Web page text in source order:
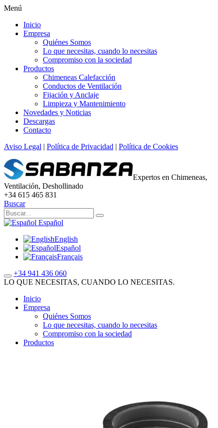
Menú
Inicio
Empresa
Quiénes Somos
Lo que necesitas, cuando lo necesitas
Compromiso con la sociedad
Productos
Chimeneas Calefacción
Conductos de Ventilación
Fijación y Anclaje
Limpieza y Mantenimiento
Novedades y Noticias
Descargas
Contacto
Aviso Legal | Política de Privacidad | Política de Cookies
Expertos en Chimeneas,
Ventilación, Deshollinado
+34 615 465 831
Buscar
Español
English
Español
Français
+34 941 436 060
LO QUE NECESITAS, CUANDO LO NECESITAS.
Inicio
Empresa
Quiénes Somos
Lo que necesitas, cuando lo necesitas
Compromiso con la sociedad
Productos